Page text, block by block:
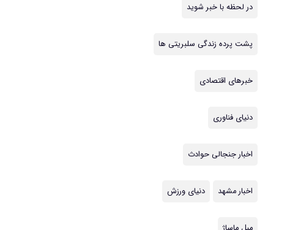
در لحظه با خبر شوید
پشت پرده زندگی سلبریتی ها
خبرهای اقتصادی
دنیای فناوری
اخبار جنجالی حوادث
اخبار مشهد دنیای ورزش